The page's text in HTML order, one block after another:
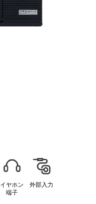
イヤホン
端子
外部入力